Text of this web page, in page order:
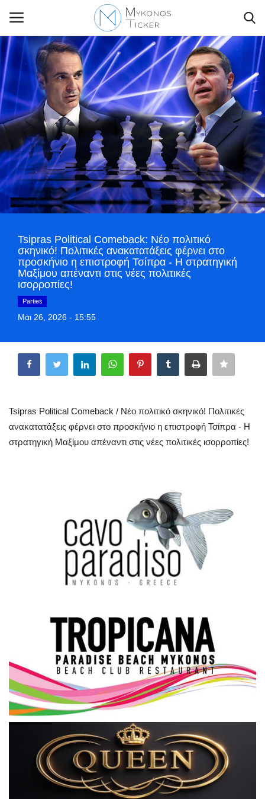
Contact Us
Politique
Business
Travel
World
Style Adorés
Greece
Entertainment
Mykonos
Sport
Science & Tech
Aegean Islands
Cost Of Living Crisis
Opinion + Analysis
L’Art des Sens
Local Elections 2023
Tsipras Political Comeback: Νέο πολιτικό
σκηνικό! Πολιτικές ανακατατάξεις φέρνει στο
προσκήνιο η επιστροφή Τσίπρα - Η στρατηγική
Μαξίμου απέναντι στις νέες πολιτικές
ισορροπίες!
Parties
Μαι 26, 2026 - 15:55
Tsipras Political Comeback / Νέο πολιτικό σκηνικό! Πολιτικές
ανακατατάξεις φέρνει στο προσκήνιο η επιστροφή Τσίπρα - Η
στρατηγική Μαξίμου απέναντι στις νέες πολιτικές ισορροπίες!